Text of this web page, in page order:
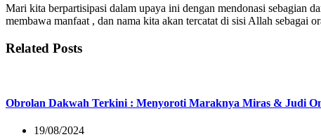
Mari kita berpartisipasi dalam upaya ini dengan mendonasi sebagian
membawa manfaat , dan nama kita akan tercatat di sisi Allah sebagai
Related Posts
Obrolan Dakwah Terkini : Menyoroti Maraknya Miras & Judi
19/08/2024